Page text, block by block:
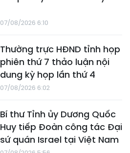
07/08/2026 6:10
Thường trực HĐND tỉnh họp
phiên thứ 7 thảo luận nội
dung kỳ họp lần thứ 4
07/08/2026 6:02
Bí thư Tỉnh ủy Dương Quốc
Huy tiếp Đoàn công tác Đại
sứ quán Israel tại Việt Nam